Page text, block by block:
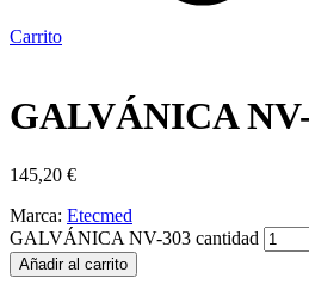
Carrito
GALVÁNICA
145,20 €
Marca: Etecmed
GALVÁNICA NV-303 cantidad
Añadir al carrito